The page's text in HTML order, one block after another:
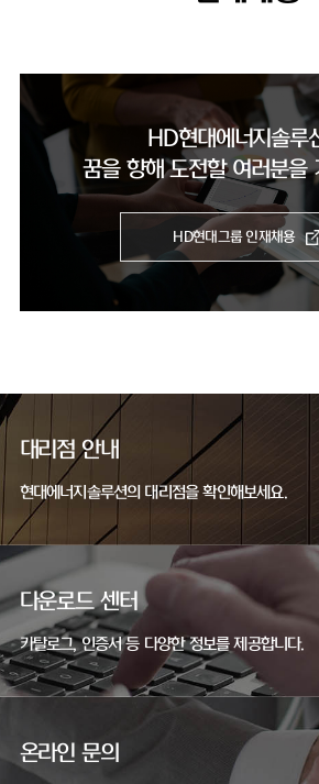
HD현대에너지솔루
꿈을 향해 도전할 여러분을
HD현대그룹 인재채용
대리점 안내
현대에너지솔루션의 대리점을 확인해보세요.
다운로드 센터
카탈로그, 인증서 등 다양한 정보를 제공합니다.
온라인 문의